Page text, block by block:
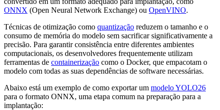
ONNX (Open Neural Network Exchange) ou OpenVINO.
Técnicas de otimização como quantização reduzem o tamanho e o
consumo de memória do modelo sem sacrificar significativamente a
precisão. Para garantir consistência entre diferentes ambientes
computacionais, os desenvolvedores frequentemente utilizam
ferramentas de containerização como o Docker, que empacotam o
modelo com todas as suas dependências de software necessárias.
Abaixo está um exemplo de como exportar um modelo YOLO26
para o formato ONNX, uma etapa comum na preparação para a
implantação: